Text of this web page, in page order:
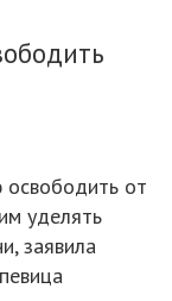
от
уделять
заявила